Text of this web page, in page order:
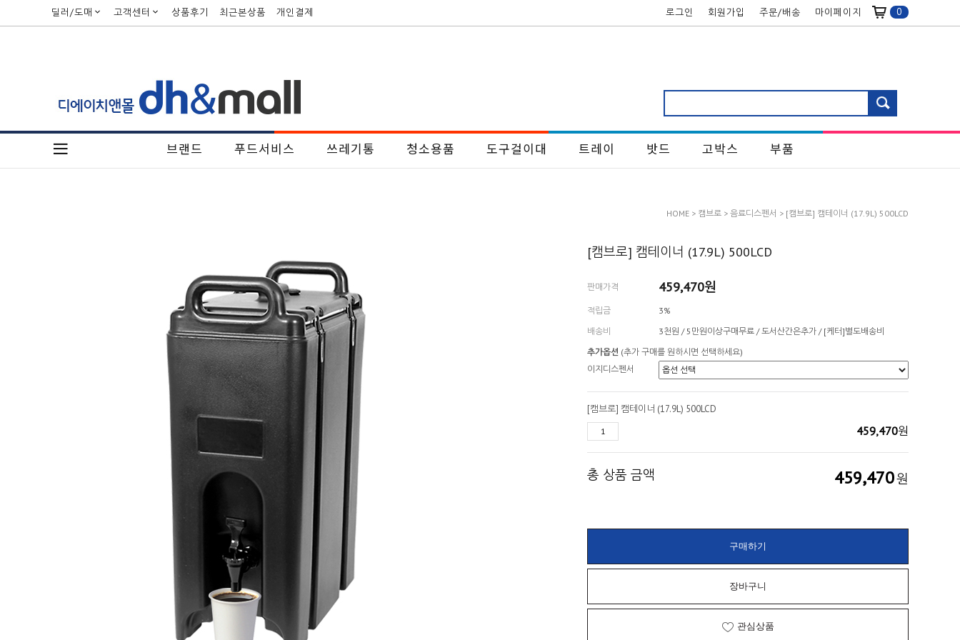
딜러/도매 고객센터 상품후기 최근본상품 개인결제 로그인 회원가입 주문/배송 마이페이지 0
브랜드 푸드서비스 쓰레기통 청소용품 도구걸이대 트레이 밧드 고박스 부품
HOME > 캠브로 > 음료디스펜서 > [캠브로] 캠테이너 (17.9L) 500LCD
[캠브로] 캠테이너 (17.9L) 500LCD
판매가격 459,470원
적립금
3%
배송비
3천원 / 5만원이상구매무료 / 도서산간은추가 / [케터]별도배송비
추가옵션 (추가 구매를 원하시면 선택하세요)
이지디스펜서
[캠브로] 캠테이너 (17.9L) 500LCD
459,470원
총 상품 금액 459,470원
구매하기
장바구니
관심상품